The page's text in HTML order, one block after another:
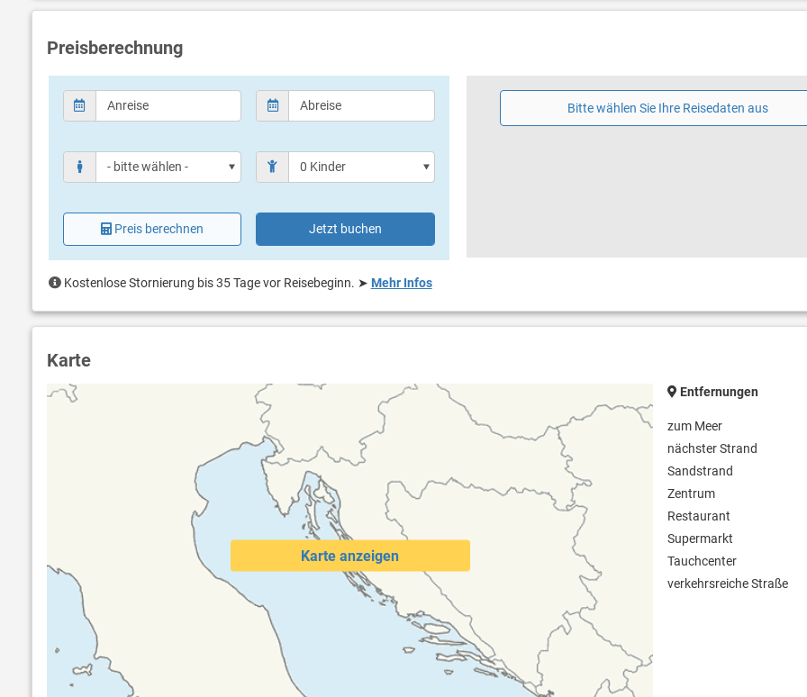
Preisberechnung
Preis berechnen Jetzt buchen
Kostenlose Stornierung bis 35 Tage vor Reisebeginn. ➤ Mehr Infos
Bitte wählen Sie Ihre Reisedaten aus
Karte
Karte anzeigen
Entfernungen
zum Meer
nächster Strand
Sandstrand
Zentrum
Restaurant
Supermarkt
Tauchcenter
verkehrsreiche Straße